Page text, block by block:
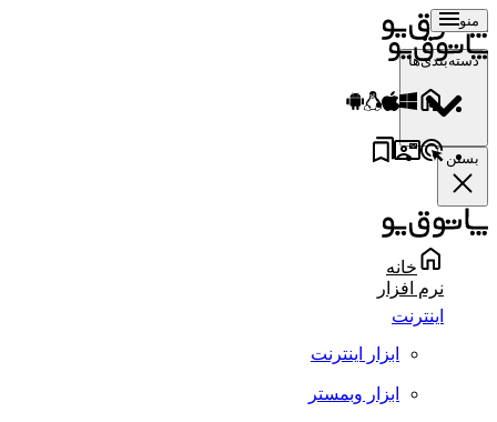
منو
دسته‌بندی‌ها
بستن
خانه
نرم افزار
اینترنت
ابزار اینترنت
ابزار وبمستر